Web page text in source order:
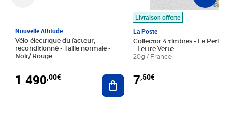
Nouvelle Attitude
Vélo électrique du facteur,
reconditionné - Taille normale -
Noir/ Rouge
1 490,00€ Ajouter au panier
Livraison offerte
La Poste
Collector 4 timbres - Le Petit
- Lettre Verte
20g / France
7,50€